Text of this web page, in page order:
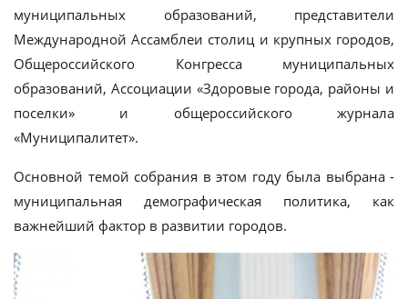
муниципальных образований, представители
Международной Ассамблеи столиц и крупных городов,
Общероссийского Конгресса муниципальных
образований, Ассоциации «Здоровые города, районы и
поселки» и общероссийского журнала
«Муниципалитет».
Основной темой собрания в этом году была выбрана -
муниципальная демографическая политика, как
важнейший фактор в развитии городов.